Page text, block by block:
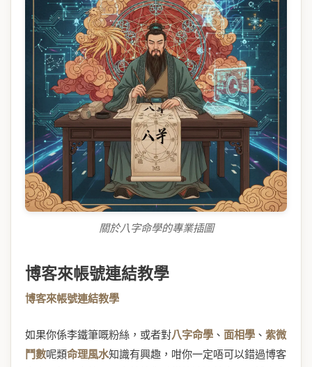
關於八字命學的專業插圖
博客來帳號連結教學
博客來帳號連結教學
如果你係李鐵筆嘅粉絲，或者對八字命學 、 面相學 、 紫微
鬥數呢類命理風水知識有興趣，咁你一定唔可以錯過博客